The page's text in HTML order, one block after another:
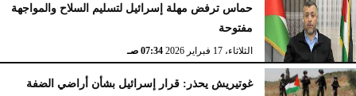
حماس ترفض مهلة إسرائيل لتسليم السلاح والمواجهة
مفتوحة
الثلاثاء، 17 فبراير 2026 07:34 صـ
غوتيريش يحذر: قرار إسرائيل بشأن أراضي الضفة